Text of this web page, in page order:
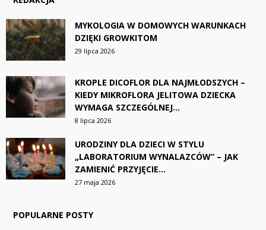
MYKOLOGIA W DOMOWYCH WARUNKACH
DZIĘKI GROWKITOM
29 lipca 2026
KROPLE DICOFLOR DLA NAJMŁODSZYCH –
KIEDY MIKROFLORA JELITOWA DZIECKA
WYMAGA SZCZEGÓLNEJ...
8 lipca 2026
URODZINY DLA DZIECI W STYLU
„LABORATORIUM WYNALAZCÓW” – JAK
ZAMIENIĆ PRZYJĘCIE...
27 maja 2026
POPULARNE POSTY